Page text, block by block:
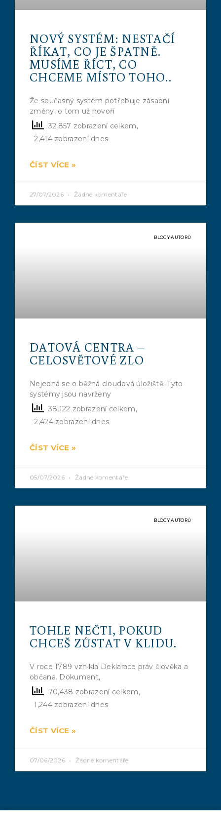
NOVÝ SYSTÉM: NESTAČÍ
ŘÍKAT, CO JE ŠPATNĚ.
MUSÍME ŘÍCT, CO
CHCEME MÍSTO TOHO..
Že současný systém potřebuje zásadní
změny, o tom už hovoří
32,857 zobrazení celkem,
2,414 zobrazení dnes
ČÍST VÍCE »
27/07/2026 Žádné komentáře
BLOGY AUTORŮ
DATOVÁ CENTRA –
CELOSVĚTOVÉ ZLO
Nejedná se o běžná cloudová úložiště. Tyto
systémy jsou navrženy
38,122 zobrazení celkem,
2,424 zobrazení dnes
ČÍST VÍCE »
05/07/2026 Žádné komentáře
BLOGY AUTORŮ
TOHLE NEČTI, POKUD
CHCEŠ ZŮSTAT V KLIDU.
V roce 1789 vznikla Deklarace práv člověka a
občana. Dokument,
70,438 zobrazení celkem,
1,244 zobrazení dnes
ČÍST VÍCE »
07/06/2026 Žádné komentáře